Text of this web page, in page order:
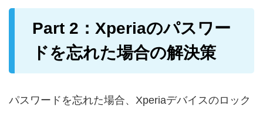
Part 2：Xperiaのパスワー
ドを忘れた場合の解決策
パスワードを忘れた場合、Xperiaデバイスのロック